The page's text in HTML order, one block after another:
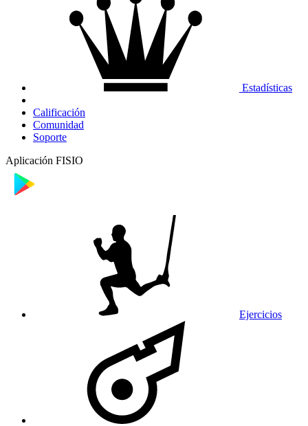
Estadísticas
Calificación
Comunidad
Soporte
Aplicación FISIO
Ejercicios